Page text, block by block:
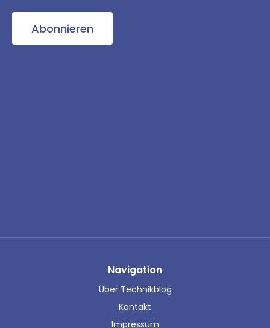
Abonnieren
Navigation
Über Technikblog
Kontakt
Impressum